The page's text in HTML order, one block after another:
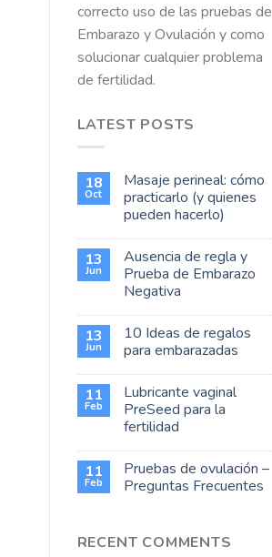
correcto uso de las pruebas de
Embarazo y Ovulación y como
solucionar cualquier problema
de fertilidad.
LATEST POSTS
18
Oct
Masaje perineal: cómo
practicarlo (y quienes
pueden hacerlo)
13
Jun
Ausencia de regla y
Prueba de Embarazo
Negativa
13
Jun
10 Ideas de regalos
para embarazadas
11
Feb
Lubricante vaginal
PreSeed para la
fertilidad
11
Feb
Pruebas de ovulación –
Preguntas Frecuentes
RECENT COMMENTS